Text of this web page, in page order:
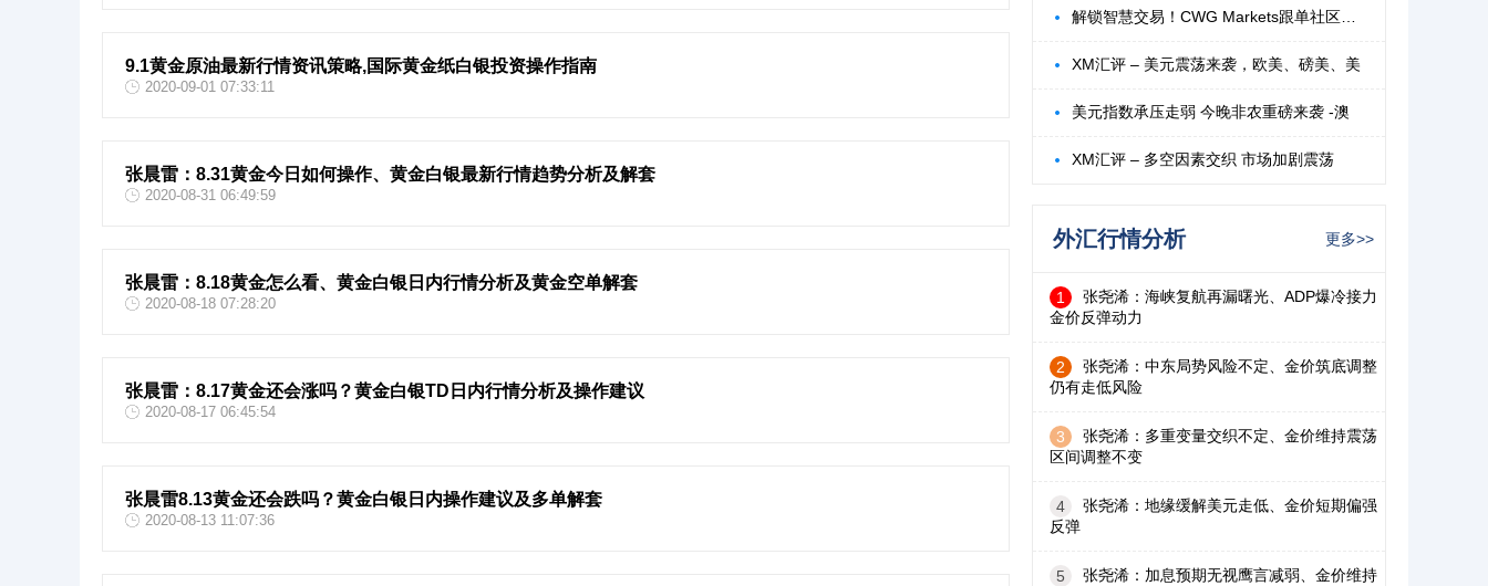
9.1黄金原油最新行情资讯策略,国际黄金纸白银投资操作指南
2020-09-01 07:33:11
张晨雷：8.31黄金今日如何操作、黄金白银最新行情趋势分析及解套
2020-08-31 06:49:59
张晨雷：8.18黄金怎么看、黄金白银日内行情分析及黄金空单解套
2020-08-18 07:28:20
张晨雷：8.17黄金还会涨吗？黄金白银TD日内行情分析及操作建议
2020-08-17 06:45:54
张晨雷8.13黄金还会跌吗？黄金白银日内操作建议及多单解套
2020-08-13 11:07:36
XM汇评 – 美元震荡来袭，欧美、磅美、美
美元指数承压走弱 今晚非农重磅来袭 -澳
XM汇评 – 多空因素交织 市场加剧震荡
外汇行情分析 更多>>
1
张尧浠：海峡复航再漏曙光、ADP爆冷接力
金价反弹动力
2
张尧浠：中东局势风险不定、金价筑底调整
仍有走低风险
3
张尧浠：多重变量交织不定、金价维持震荡
区间调整不变
4
张尧浠：地缘缓解美元走低、金价短期偏强
反弹
5
张尧浠：加息预期无视鹰言减弱、金价维持